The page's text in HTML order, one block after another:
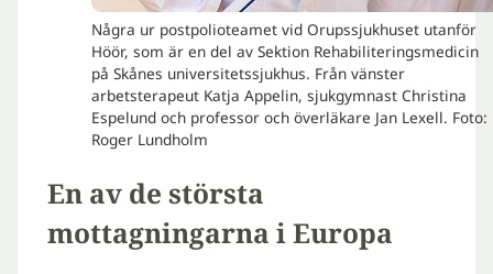
Några ur postpolioteamet vid Orupssjukhuset utanför
Höör, som är en del av Sektion Rehabiliteringsmedicin
på Skånes universitetssjukhus. Från vänster
arbetsterapeut Katja Appelin, sjukgymnast Christina
Espelund och professor och överläkare Jan Lexell. Foto:
Roger Lundholm
En av de största
mottagningarna i Europa